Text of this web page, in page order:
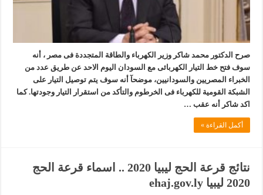
صرح الدكتور محمد شاكر وزير الكهرباء والطاقة المتجددة فى مصر ، أنه
سوف فتح خط التيار الكهربائى مع السودان اليوم الاحد عن طريق عدد من
الخبراء المصريين والسودانيين، موضحآ أنه سوف يتم توصيل التيار على
الشبكة القومية للكهرباء فى الخرطوم والتأكد من استقرار التيار وجودتها. كما
اكد شاكر أنه عقب …
أكمل القراءة »
نتائج قرعة الحج ليبيا 2020 .. اسماء قرعة الحج
2020 ليبيا ehaj.gov.ly